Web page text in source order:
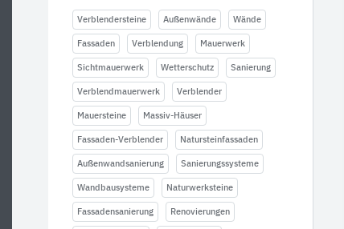
Verblendersteine Außenwände Wände
Fassaden Verblendung Mauerwerk
Sichtmauerwerk Wetterschutz Sanierung
Verblendmauerwerk Verblender
Mauersteine Massiv-Häuser
Fassaden-Verblender Natursteinfassaden
Außenwandsanierung Sanierungssysteme
Wandbausysteme Naturwerksteine
Fassadensanierung Renovierungen